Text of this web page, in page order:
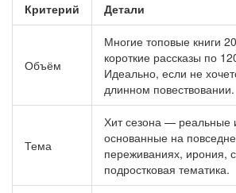
Критерий Детали
Объём
Многие топовые книги
короткие рассказы по
Идеально, если не
длинном повествовании.
Тема
Хит сезона — реальные
основанные на
переживаниях, ирония,
подростковая тематика.